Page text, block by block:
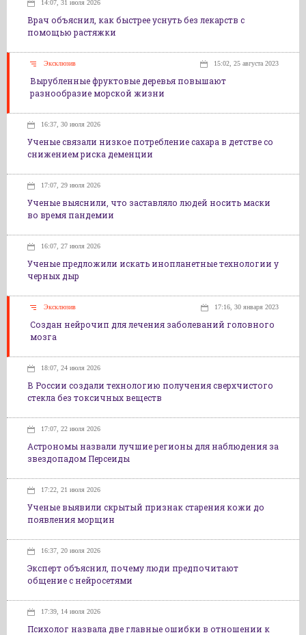
14:07, 31 июля 2026
Врач объяснил, как быстрее уснуть без лекарств с
помощью растяжки
Эксклюзив 15:02, 25 августа 2023
Вырубленные фруктовые деревья повышают
разнообразие морской жизни
16:37, 30 июля 2026
Ученые связали низкое потребление сахара в детстве со
снижением риска деменции
17:07, 29 июля 2026
Ученые выяснили, что заставляло людей носить маски
во время пандемии
16:07, 27 июля 2026
Ученые предложили искать инопланетные технологии у
черных дыр
Эксклюзив 17:16, 30 января 2023
Создан нейрочип для лечения заболеваний головного
мозга
18:07, 24 июля 2026
В России создали технологию получения сверхчистого
стекла без токсичных веществ
17:07, 22 июля 2026
Астрономы назвали лучшие регионы для наблюдения за
звездопадом Персеиды
17:22, 21 июля 2026
Ученые выявили скрытый признак старения кожи до
появления морщин
16:37, 20 июля 2026
Эксперт объяснил, почему люди предпочитают
общение с нейросетями
17:39, 14 июля 2026
Психолог назвала две главные ошибки в отношении к